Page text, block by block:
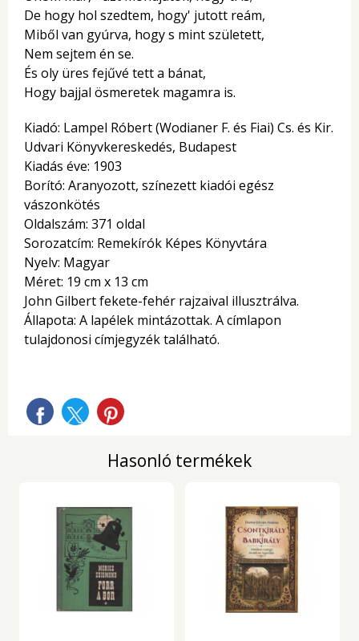
De hogy hol szedtem, hogy' jutott reám,
Miből van gyúrva, hogy s mint született,
Nem sejtem én se.
És oly üres fejűvé tett a bánat,
Hogy bajjal ösmeretek magamra is.
Kiadó: Lampel Róbert (Wodianer F. és Fiai) Cs. és Kir.
Udvari Könyvkereskedés, Budapest
Kiadás éve: 1903
Borító: Aranyozott, színezett kiadói egész
vászonkötés
Oldalszám: 371 oldal
Sorozatcím: Remekírók Képes Könyvtára
Nyelv: Magyar
Méret: 19 cm x 13 cm
John Gilbert fekete-fehér rajzaival illusztrálva.
Állapota: A lapélek mintázottak. A címlapon
tulajdonosi címjegyzék található.
Hasonló termékek